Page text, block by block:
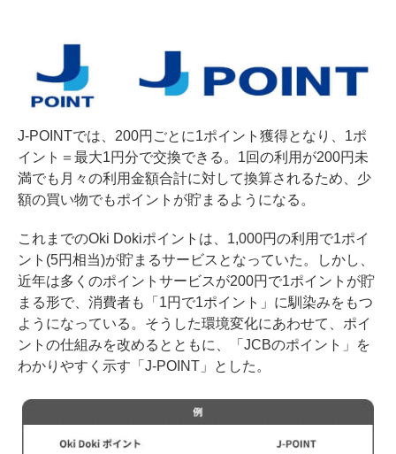
J-POINTでは、200円ごとに1ポイント獲得となり、1ポ
イント＝最大1円分で交換できる。1回の利用が200円未
満でも月々の利用金額合計に対して換算されるため、少
額の買い物でもポイントが貯まるようになる。
これまでのOki Dokiポイントは、1,000円の利用で1ポイ
ント(5円相当)が貯まるサービスとなっていた。しかし、
近年は多くのポイントサービスが200円で1ポイントが貯
まる形で、消費者も「1円で1ポイント」に馴染みをもつ
ようになっている。そうした環境変化にあわせて、ポイ
ントの仕組みを改めるとともに、「JCBのポイント」を
わかりやすく示す「J-POINT」とした。